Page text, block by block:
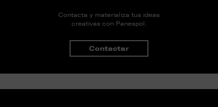
Contacta y materializa tus ideas
creativas con Panespol.
Contactar